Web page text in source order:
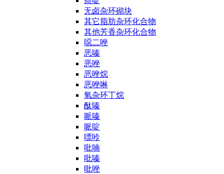
无卤杂环砌块
其它脂肪杂环化合物
其他芳香杂环化合物
噁二唑
恶嗪
恶唑
恶唑烷
恶唑啉
氧杂环丁烷
酞嗪
哌嗪
哌啶
嘌呤
吡喃
吡嗪
吡唑